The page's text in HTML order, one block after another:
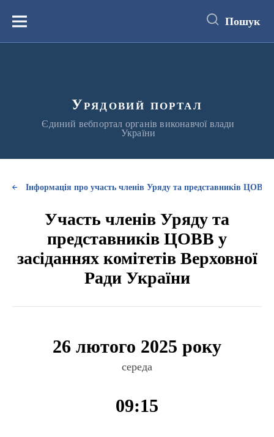
вмістуМеню Пошук
Урядовий портал
Єдиний вебпортал органів виконавчої влади
України
Інформація про участь членів Уряду та представників ЦОВВ
Участь членів Уряду та
представників ЦОВВ у
засіданнях комітетів Верховної
Ради України
26 лютого 2025 року
середа
09:15